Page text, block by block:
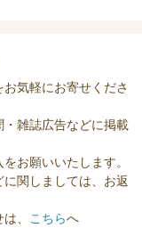
気軽にお寄せくださ
雑誌広告などに掲載
お願いいたします。
関しましては、お返
、 こちらへ